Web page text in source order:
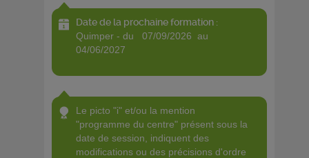
Date de la prochaine formation :
quimper - du 07/09/2026 au
04/06/2027
le picto "i" et/ou la mention
"programme du centre" présent sous la
date de session, indiquent des
modifications ou des précisions d'ordre